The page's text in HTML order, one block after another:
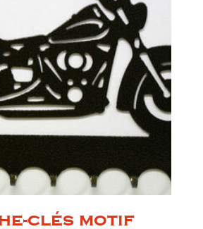
clés motif